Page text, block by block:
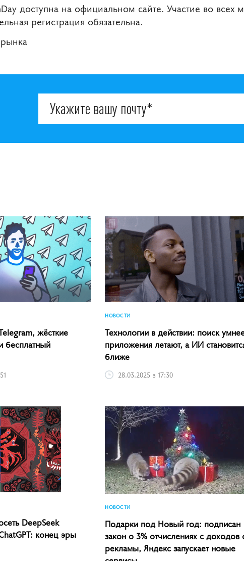
доступна на официальном сайте. Участие во всех
регистрация обязательна.
жёсткие
бесплатный
НОВОСТИ
Технологии в действии: поиск
приложения летают, а ИИ
ближе
28.03.2025 в 17:30
DeepSeek
конец эры
НОВОСТИ
Подарки под Новый год: подписан
закон о 3% отчислениях с доходов
рекламы, Яндекс запускает новые